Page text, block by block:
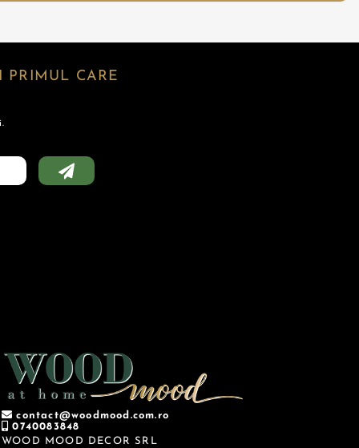
PRIMUL CARE
contact@woodmood.com.ro
0740083848
WOOD MOOD DECOR SRL